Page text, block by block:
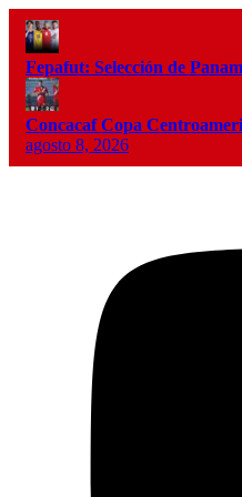
Fepafut: Selección de
Concacaf Copa
agosto 8, 2026